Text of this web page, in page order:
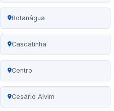
Botanágua
Cascatinha
Centro
Cesário Alvim